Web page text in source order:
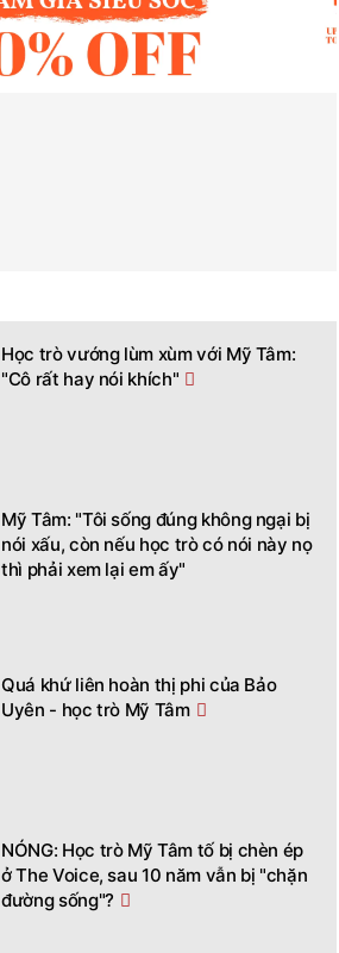
Học trò vướng lùm xùm với Mỹ Tâm:
"Cô rất hay nói khích"
Mỹ Tâm: "Tôi sống đúng không ngại bị
nói xấu, còn nếu học trò có nói này nọ
thì phải xem lại em ấy"
Quá khứ liên hoàn thị phi của Bảo
Uyên - học trò Mỹ Tâm
NÓNG: Học trò Mỹ Tâm tố bị chèn ép
ở The Voice, sau 10 năm vẫn bị "chặn
đường sống"?